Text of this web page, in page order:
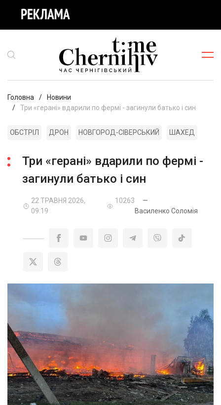
Головна
Новини
Три «герані» вдарили по фермі - загинули батько і син
ОБСТРІЛ ДРОН НОВГОРОД-СІВЕРСЬКИЙ ШАХЕД
Три «герані» вдарили по фермі -
загинули батько і син
22 ТРАВНЯ 2026,
09:19
10263
—
Василенко Соломія